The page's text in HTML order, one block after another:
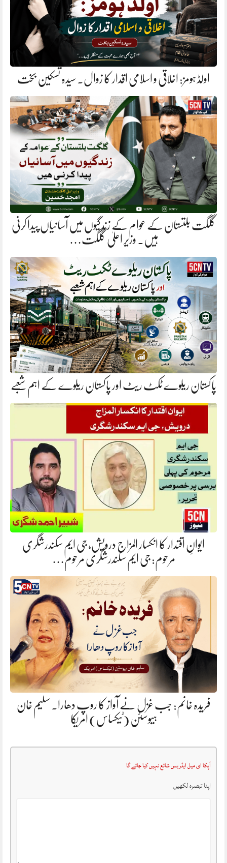
اولڈ ہومز: اخلاقی و اسلامی اقدار کا زوال. سیدہ تسکین بخت
گلگت بلتستان کے عوام کے زندگیوں میں آسانیاں پیدا کرنی
ہیں. وزیر اعلیٰ گلگت…
پاکستان ریلوے ٹکٹ ریٹ اور پاکستان ریلوے کے اہم شعبے
ایوانِ اقتدار کا انکسار المزاج درویش، جی ایم سکندرشگری
مرحوم: جی ایم سکندرشگری مرحوم…
فریدہ خانم: جب غزل نے آواز کا روپ دھارا. سلیم خان
ہیوسٹن (ٹیکساس) امریکا
آپکا ای میل ایڈریس شائع نہیں کیا جائے گا
اپنا تبصرہ لکھیں